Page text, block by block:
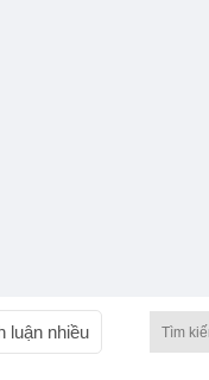
luận nhiều